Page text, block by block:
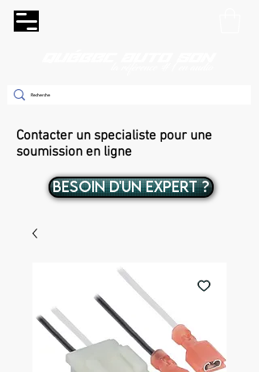
Contacter un specialiste pour une
soumission en ligne
BESOIN D'UN EXPERT ?